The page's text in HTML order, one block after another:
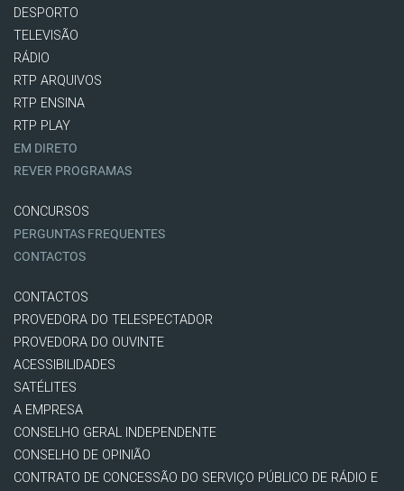
DESPORTO
TELEVISÃO
RÁDIO
RTP ARQUIVOS
RTP ENSINA
RTP PLAY
EM DIRETO
REVER PROGRAMAS
CONCURSOS
PERGUNTAS FREQUENTES
CONTACTOS
CONTACTOS
PROVEDORA DO TELESPECTADOR
PROVEDORA DO OUVINTE
ACESSIBILIDADES
SATÉLITES
A EMPRESA
CONSELHO GERAL INDEPENDENTE
CONSELHO DE OPINIÃO
CONTRATO DE CONCESSÃO DO SERVIÇO PÚBLICO DE RÁDIO E